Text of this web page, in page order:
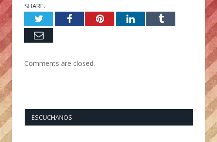
SHARE.
TwitterFacebookPinterestLinkedInTumblr
Email
Comments are closed.
ESCUCHANOS